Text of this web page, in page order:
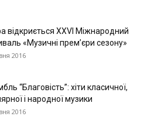
відкриється XXVI Міжнародний
«Музичні прем’єри сезону»
2016
“Благовість”: хіти класичної,
і народної музики
2016